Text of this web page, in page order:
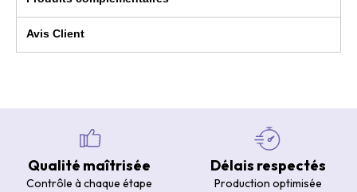
Avis Client
Qualité maîtrisée
Contrôle à chaque étape
Délais respectés
Production optimisée